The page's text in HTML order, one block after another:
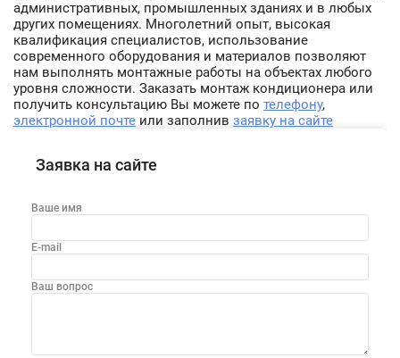
административных, промышленных зданиях и в любых
других помещениях. Многолетний опыт, высокая
квалификация специалистов, использование
современного оборудования и материалов позволяют
нам выполнять монтажные работы на объектах любого
уровня сложности. Заказать монтаж кондиционера или
получить консультацию Вы можете по телефону,
электронной почте или заполнив заявку на сайте
Заявка на сайте
Ваше имя
E-mail
Ваш вопрос